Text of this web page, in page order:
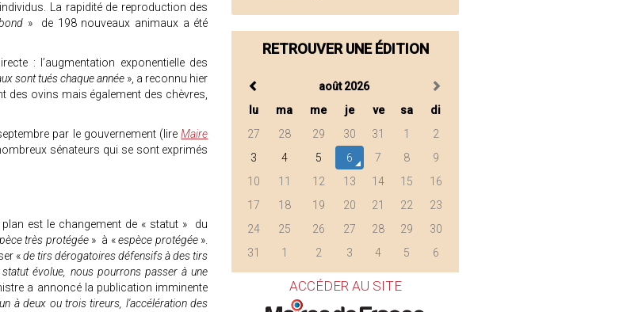
La rapidité de reproduction des
» de 198 nouveaux animaux a été
: l’augmentation exponentielle des
sont tués chaque année », a reconnu hier
des ovins mais également des chèvres,
par le gouvernement (lireMaire
sénateurs qui se sont exprimés
plan est le changement de « statut » du
très protégée » à «espèce protégée».
«de tirs dérogatoires défensifs à des tirs
évolue, nous pourrons passer à une
a annoncé la publication imminente
à deux ou trois tireurs, l'accélération des
RETROUVER UNE ÉDITION
août 2026
lu
ma me je ve sa
di
27
28 29 30 31 1
2
3
4 5 6 7 8
9
10
11 12 13 14 15
16
17
18 19 20 21 22
23
24
25 26 27 28 29
30
31
1 2 3 4 5 6
ACCÉDER AU SITE